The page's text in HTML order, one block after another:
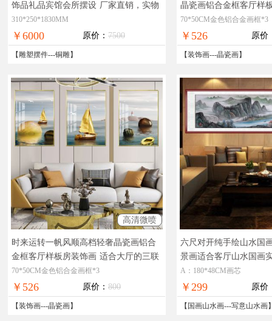
饰品礼品宾馆会所摆设 厂家直销，实物
拍摄，在线支付，全国免邮
310*250*1830MM
￥6000 原价： 7500
【雕塑摆件---铜雕】
晶瓷画铝合金框客厅样
酒店大厅的装饰画
70*50CM金色铝合金画框*3
￥526 原价
【装饰画---晶瓷画】
高清微喷
时来运转一帆风顺高档轻奢晶瓷画铝合
金框客厅样板房装饰画 适合大厅的三联
画装饰画
70*50CM金色铝合金画框*3
￥526 原价： 800
【装饰画---晶瓷画】
六尺对开纯手绘山水国
景画适合客厅山水国画
手绘山水国画
A：180*48CM画芯
￥299 原价
【 国画山水画---写意山水画